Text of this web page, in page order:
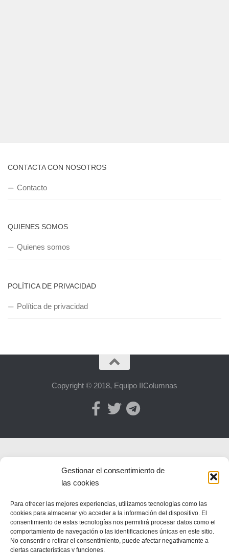
Gestionar el consentimiento de
las cookies
Para ofrecer las mejores experiencias, utilizamos tecnologías como las
cookies para almacenar y/o acceder a la información del dispositivo. El
consentimiento de estas tecnologías nos permitirá procesar datos como el
comportamiento de navegación o las identificaciones únicas en este sitio.
No consentir o retirar el consentimiento, puede afectar negativamente a
ciertas características y funciones.
CONTACTA CON NOSOTROS
Contacto
QUIENES SOMOS
Quienes somos
POLÍTICA DE PRIVACIDAD
Política de privacidad
Copyright © 2018, Equipo IIColumnas